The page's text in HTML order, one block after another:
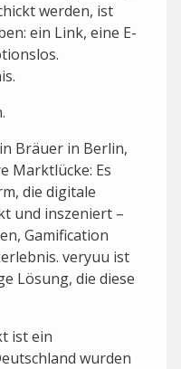
werden, ist
ein Link, eine E-
Bräuer in Berlin,
Marktlücke: Es
die digitale
und inszeniert –
Gamification
veryuu ist
Lösung, die diese
ist ein
wurden